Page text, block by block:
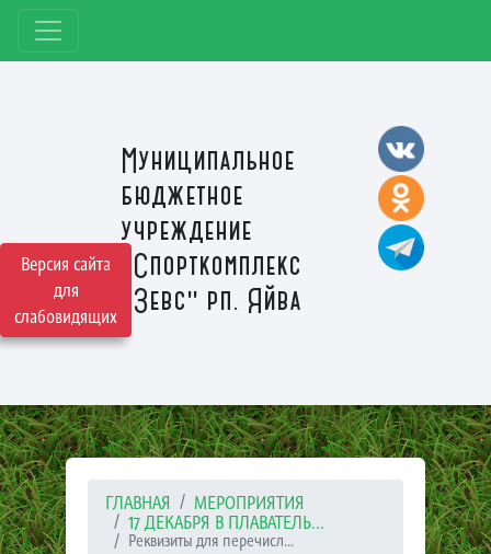
Версия сайта
для
слабовидящих
Муниципальное
бюджетное
учреждение
"Спорткомплекс
"Зевс" рп. Яйва
ГЛАВНАЯ
МЕРОПРИЯТИЯ
17 ДЕКАБРЯ В ПЛАВАТЕЛЬ...
Реквизиты для перечисл...